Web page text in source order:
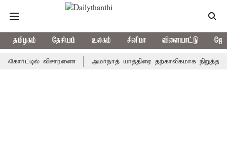
தமிழகம் தேசியம் உலகம் சினிமா விளையாட்டு
விசாரணை அமர்நாத் யாத்திரை தற்காலிகமாக நிறுத்தம்